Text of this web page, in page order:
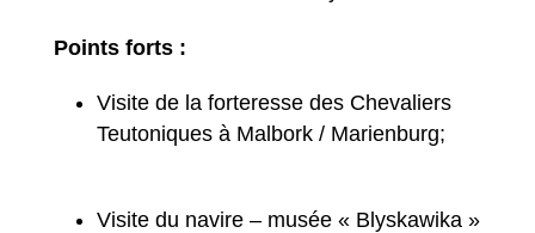
Points forts :
Visite de la forteresse des Chevaliers
Teutoniques à Malbork / Marienburg;
Visite du navire – musée « Blyskawika »